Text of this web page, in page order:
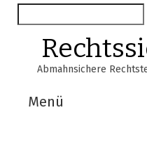
Suche
Abmahnsichere
Menü